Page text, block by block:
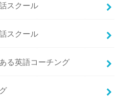
スクール
スクール
る英語コーチング